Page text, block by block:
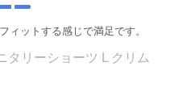
ィットする感じで満足です。
タリーショーツ L クリム